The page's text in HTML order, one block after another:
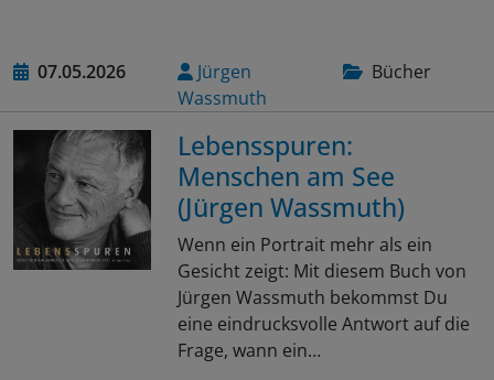
07.05.2026
Jürgen
Wassmuth
Bücher
Lebensspuren:
Menschen am See
(Jürgen Wassmuth)
Wenn ein Portrait mehr als ein
Gesicht zeigt: Mit diesem Buch von
Jürgen Wassmuth bekommst Du
eine eindrucksvolle Antwort auf die
Frage, wann ein…